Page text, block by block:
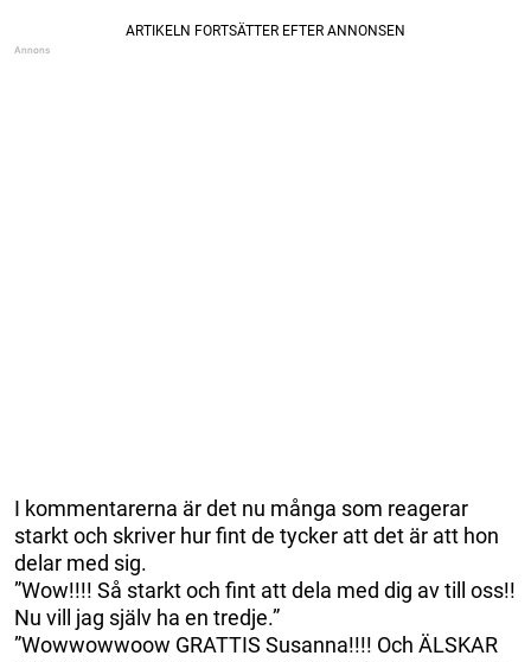
I kommentarerna är det nu många som reagerar
starkt och skriver hur fint de tycker att det är att hon
delar med sig.
”Wow!!!! Så starkt och fint att dela med dig av till oss!!
Nu vill jag själv ha en tredje.”
”Wowwowwoow GRATTIS Susanna!!!! Och ÄLSKAR